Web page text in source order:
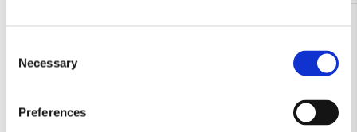
Selection
Necessary
Preferences
verlanglijst